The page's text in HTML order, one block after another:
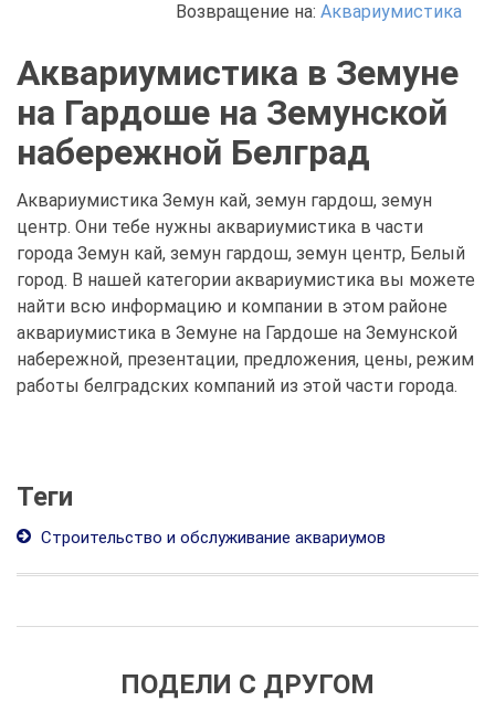
Возвращение на: Аквариумистика
Аквариумистика в Земуне
на Гардоше на Земунской
набережной Белград
Аквариумистика Земун кай, земун гардош, земун
центр. Они тебе нужны аквариумистика в части
города Земун кай, земун гардош, земун центр, Белый
город. В нашей категории аквариумистика вы можете
найти всю информацию и компании в этом районе
аквариумистика в Земуне на Гардоше на Земунской
набережной, презентации, предложения, цены, режим
работы белградских компаний из этой части города.
Теги
Строительство и обслуживание аквариумов
ПОДЕЛИ С ДРУГОМ